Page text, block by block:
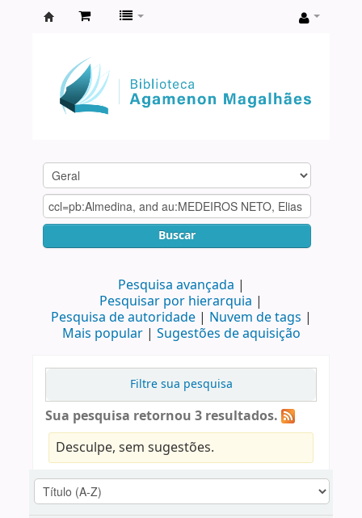
Agamenon
Magalhães
Buscar
Pesquisa avançada
Pesquisar por hierarquia
Pesquisa de autoridade
Nuvem de tags
Mais popular
Sugestões de aquisição
Filtre sua pesquisa
Sua pesquisa retornou 3 resultados.
Desculpe, sem sugestões.